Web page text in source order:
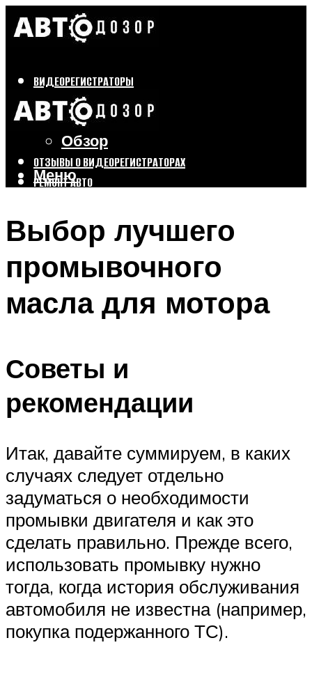
ВИДЕОРЕГИСТРАТОРЫ
Бренды
Выбор
Обзор
ОТЗЫВЫ О ВИДЕОРЕГИСТРАТОРАХ
РЕМОНТ АВТО
Меню
Выбор лучшего
промывочного
масла для мотора
Советы и
рекомендации
Итак, давайте суммируем, в каких
случаях следует отдельно
задуматься о необходимости
промывки двигателя и как это
сделать правильно. Прежде всего,
использовать промывку нужно
тогда, когда история обслуживания
автомобиля не известна (например,
покупка подержанного ТС).